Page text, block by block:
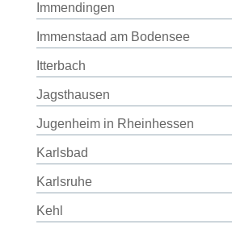
Immendingen
Immenstaad am Bodensee
Itterbach
Jagsthausen
Jugenheim in Rheinhessen
Karlsbad
Karlsruhe
Kehl